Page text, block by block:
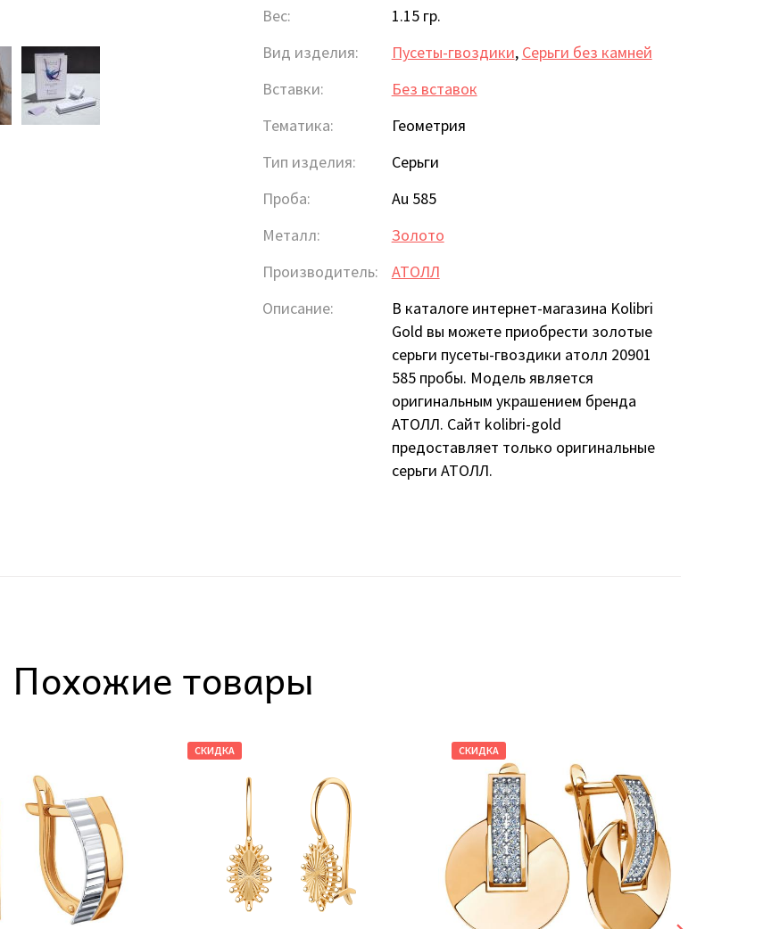
Вес:
1.15 гр.
Вид изделия:
Пусеты-гвоздики, Серьги без камней
Вставки:
Без вставок
Тематика:
Геометрия
Тип изделия:
Серьги
Проба:
Au 585
Металл:
Золото
Производитель:
АТОЛЛ
Описание:
В каталоге интернет-магазина Kolibri
Gold вы можете приобрести золотые
серьги пусеты-гвоздики атолл 20901
585 пробы. Модель является
оригинальным украшением бренда
АТОЛЛ. Сайт kolibri-gold
предоставляет только оригинальные
серьги АТОЛЛ.
Похожие товары
СКИДКА СКИДКА